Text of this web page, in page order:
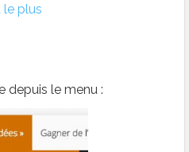
le plus
depuis le menu :